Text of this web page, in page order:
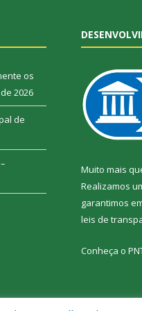
os
2026
de
Muito mais
Realizamos
garantimos
leis de
Conheça o